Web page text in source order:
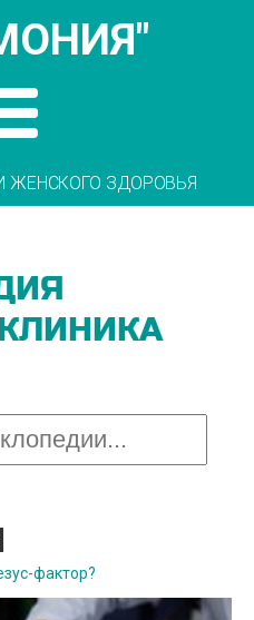
ЖЕНСКОГО ЗДОРОВЬЯ
фактор?